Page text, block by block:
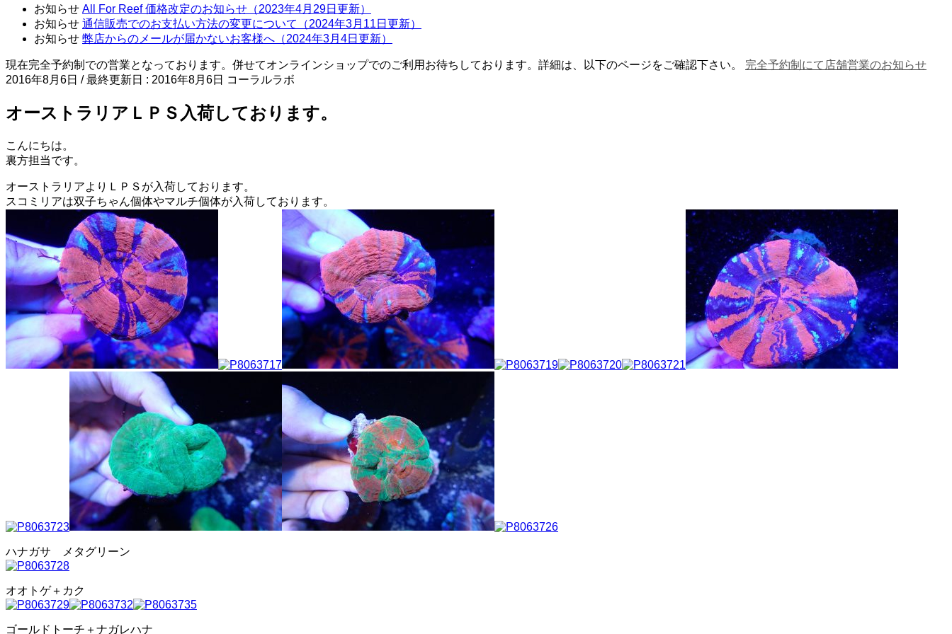
お知らせ All For Reef 価格改定のお知らせ（2023年4月29日更新）
お知らせ 通信販売でのお支払い方法の変更について（2024年3月11日更新）
お知らせ 弊店からのメールが届かないお客様へ（2024年3月4日更新）
現在完全予約制での営業となっております。併せてオンラインショップでのご利用お待ちしております。詳細は、以下のページをご確認下さい。 完全予約制にて店舗営業のお知らせ
2016年8月6日 / 最終更新日 : 2016年8月6日 コーラルラボ
オーストラリアＬＰＳ入荷しております。
こんにちは。
裏方担当です。
オーストラリアよりＬＰＳが入荷しております。
スコミリアは双子ちゃん個体やマルチ個体が入荷しております。
ハナガサ メタグリーン
オオトゲ＋カク
ゴールドトーチ＋ナガレハナ